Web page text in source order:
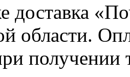
области.
получении